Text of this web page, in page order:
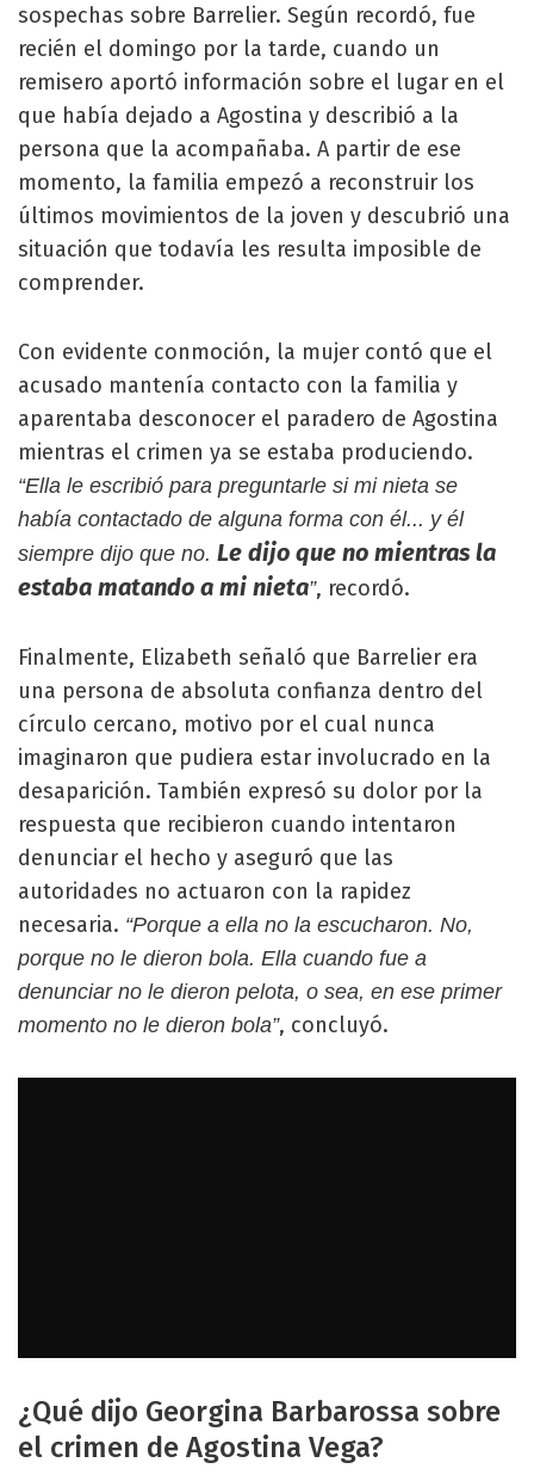
sospechas sobre Barrelier. Según recordó, fue
recién el domingo por la tarde, cuando un
remisero aportó información sobre el lugar en el
que había dejado a Agostina y describió a la
persona que la acompañaba. A partir de ese
momento, la familia empezó a reconstruir los
últimos movimientos de la joven y descubrió una
situación que todavía les resulta imposible de
comprender.
Con evidente conmoción, la mujer contó que el
acusado mantenía contacto con la familia y
aparentaba desconocer el paradero de Agostina
mientras el crimen ya se estaba produciendo.
“Ella le escribió para preguntarle si mi nieta se
había contactado de alguna forma con él... y él
siempre dijo que no. Le dijo que no mientras la
estaba matando a mi nieta”, recordó.
Finalmente, Elizabeth señaló que Barrelier era
una persona de absoluta confianza dentro del
círculo cercano, motivo por el cual nunca
imaginaron que pudiera estar involucrado en la
desaparición. También expresó su dolor por la
respuesta que recibieron cuando intentaron
denunciar el hecho y aseguró que las
autoridades no actuaron con la rapidez
necesaria. “Porque a ella no la escucharon. No,
porque no le dieron bola. Ella cuando fue a
denunciar no le dieron pelota, o sea, en ese primer
momento no le dieron bola”, concluyó.
¿Qué dijo Georgina Barbarossa sobre
el crimen de Agostina Vega?